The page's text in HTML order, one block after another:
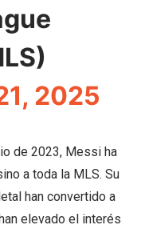
2025
de 2023, Messi ha
a toda la MLS. Su
han convertido a
elevado el interés